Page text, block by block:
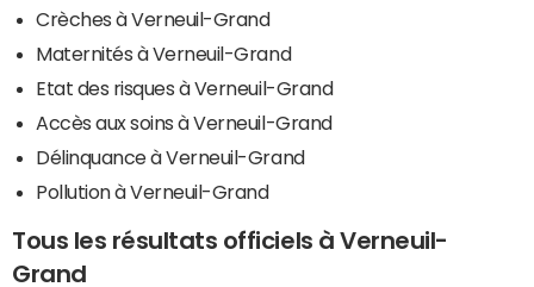
Crèches à Verneuil-Grand
Maternités à Verneuil-Grand
Etat des risques à Verneuil-Grand
Accès aux soins à Verneuil-Grand
Délinquance à Verneuil-Grand
Pollution à Verneuil-Grand
Tous les résultats officiels à Verneuil-
Grand